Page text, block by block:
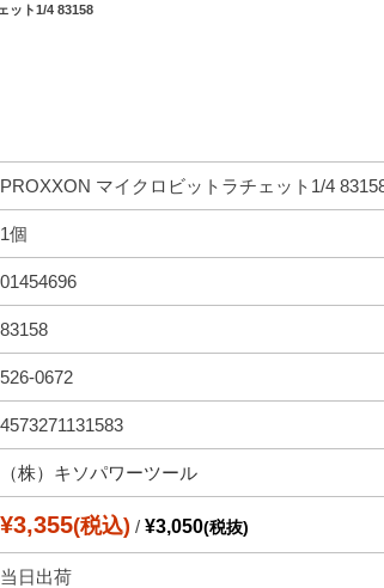
ット1/4 83158
PROXXON マイクロビットラチェット1/4
1個
01454696
83158
526-0672
4573271131583
（株）キソパワーツール
¥3,355(税込) / ¥3,050(税抜)
当日出荷